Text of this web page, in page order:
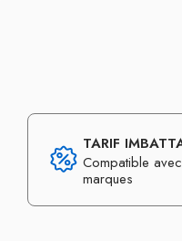
TARIF
Compatible
marques